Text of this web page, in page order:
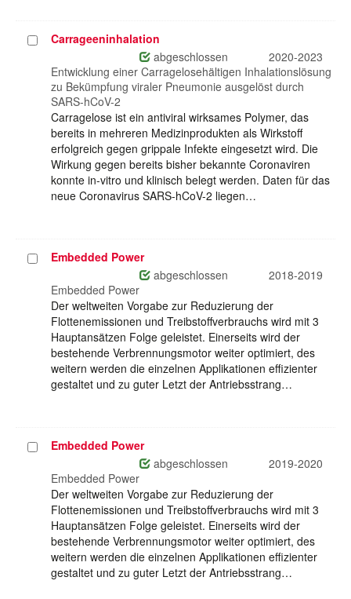
ProjektCarrageeninhalation
abgeschlossen
2020-2023
Entwicklung einer Carragelosehältigen Inhalationslösung
zu Bekümpfung viraler Pneumonie ausgelöst durch
SARS-hCoV-2
Carragelose ist ein antiviral wirksames Polymer, das
bereits in mehreren Medizinprodukten als Wirkstoff
erfolgreich gegen grippale Infekte eingesetzt wird. Die
Wirkung gegen bereits bisher bekannte Coronaviren
konnte in-vitro und klinisch belegt werden. Daten für das
neue Coronavirus SARS-hCoV-2 liegen…
ProjektEmbedded Power
abgeschlossen
2018-2019
Embedded Power
Der weltweiten Vorgabe zur Reduzierung der
Flottenemissionen und Treibstoffverbrauchs wird mit 3
Hauptansätzen Folge geleistet. Einerseits wird der
bestehende Verbrennungsmotor weiter optimiert, des
weitern werden die einzelnen Applikationen effizienter
gestaltet und zu guter Letzt der Antriebsstrang…
ProjektEmbedded Power
abgeschlossen
2019-2020
Embedded Power
Der weltweiten Vorgabe zur Reduzierung der
Flottenemissionen und Treibstoffverbrauchs wird mit 3
Hauptansätzen Folge geleistet. Einerseits wird der
bestehende Verbrennungsmotor weiter optimiert, des
weitern werden die einzelnen Applikationen effizienter
gestaltet und zu guter Letzt der Antriebsstrang…